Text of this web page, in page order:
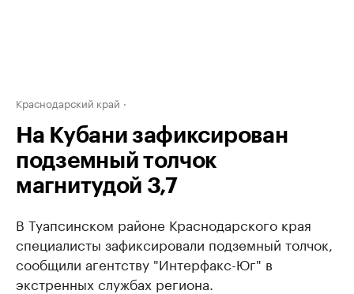
Краснодарский край
На Кубани зафиксирован
подземный толчок
магнитудой 3,7
В Туапсинском районе Краснодарского края
специалисты зафиксировали подземный толчок,
сообщили агентству "Интерфакс-Юг" в
экстренных службах региона.